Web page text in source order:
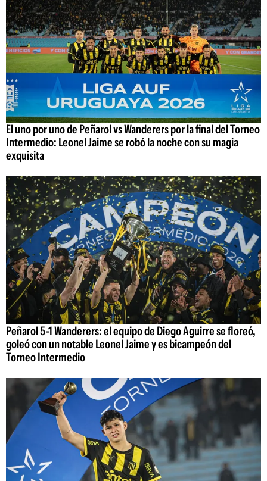
El uno por uno de Peñarol vs Wanderers por la final del Torneo
Intermedio: Leonel Jaime se robó la noche con su magia
exquisita
Peñarol 5-1 Wanderers: el equipo de Diego Aguirre se floreó,
goleó con un notable Leonel Jaime y es bicampeón del
Torneo Intermedio